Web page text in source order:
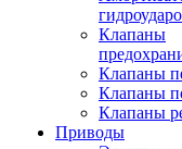
Клапаны
Клапаны
Клапаны
Клапаны
Приводы